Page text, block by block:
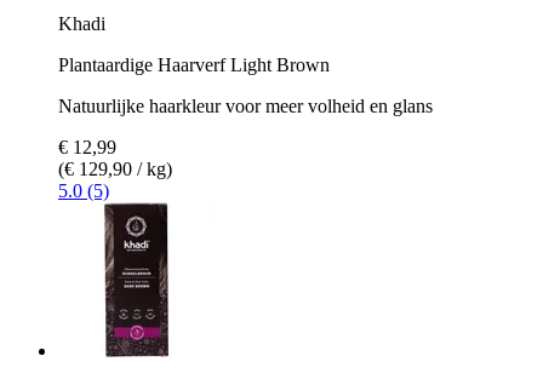
Khadi
Plantaardige Haarverf Light Brown
Natuurlijke haarkleur voor meer volheid en glans
€ 12,99
(€ 129,90 / kg)
5.0 (5)